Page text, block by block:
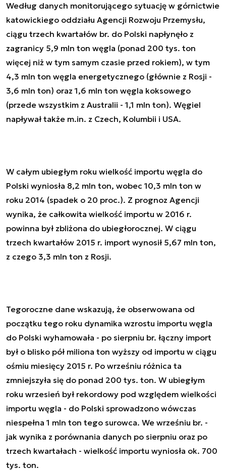
Według danych monitorującego sytuację w górnictwie
katowickiego oddziału Agencji Rozwoju Przemysłu,
ciągu trzech kwartałów br. do Polski napłynęło z
zagranicy 5,9 mln ton węgla (ponad 200 tys. ton
więcej niż w tym samym czasie przed rokiem), w tym
4,3 mln ton węgla energetycznego (głównie z Rosji -
3,6 mln ton) oraz 1,6 mln ton węgla koksowego
(przede wszystkim z Australii - 1,1 mln ton). Węgiel
napływał także m.in. z Czech, Kolumbii i USA.
W całym ubiegłym roku wielkość importu węgla do
Polski wyniosła 8,2 mln ton, wobec 10,3 mln ton w
roku 2014 (spadek o 20 proc.). Z prognoz Agencji
wynika, że całkowita wielkość importu w 2016 r.
powinna był zbliżona do ubiegłorocznej. W ciągu
trzech kwartałów 2015 r. import wynosił 5,67 mln ton,
z czego 3,3 mln ton z Rosji.
Tegoroczne dane wskazują, że obserwowana od
początku tego roku dynamika wzrostu importu węgla
do Polski wyhamowała - po sierpniu br. łączny import
był o blisko pół miliona ton wyższy od importu w ciągu
ośmiu miesięcy 2015 r. Po wrześniu różnica ta
zmniejszyła się do ponad 200 tys. ton. W ubiegłym
roku wrzesień był rekordowy pod względem wielkości
importu węgla - do Polski sprowadzono wówczas
niespełna 1 mln ton tego surowca. We wrześniu br. -
jak wynika z porównania danych po sierpniu oraz po
trzech kwartałach - wielkość importu wyniosła ok. 700
tys. ton.